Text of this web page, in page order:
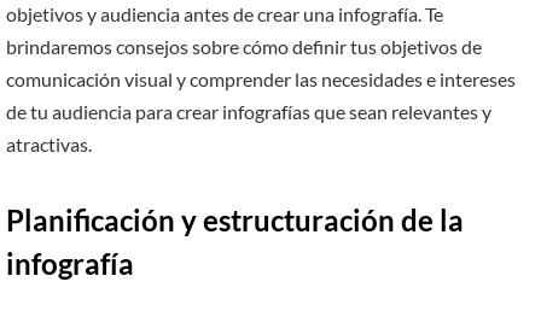
objetivos y audiencia antes de crear una infografía. Te
brindaremos consejos sobre cómo definir tus objetivos de
comunicación visual y comprender las necesidades e intereses
de tu audiencia para crear infografías que sean relevantes y
atractivas.
Planificación y estructuración de la
infografía